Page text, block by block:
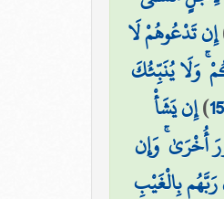
إِن تَدْعُوهُمْ لَا
وَلَا يُنَبِّئُكَ
15
)إِن يَشَأْ
أُخْرَىٰ ۚ وَإِن
بِالْغَيْبِ